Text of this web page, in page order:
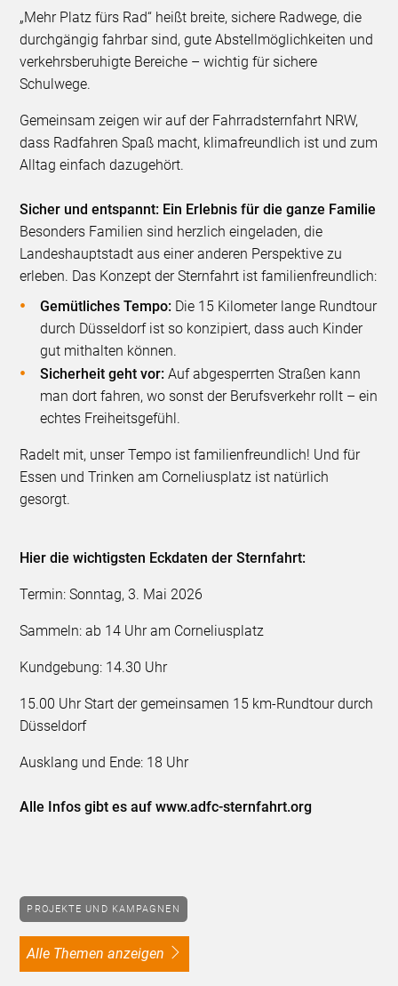
„Mehr Platz fürs Rad“ heißt breite, sichere Radwege, die
durchgängig fahrbar sind, gute Abstellmöglichkeiten und
verkehrsberuhigte Bereiche – wichtig für sichere
Schulwege.
Gemeinsam zeigen wir auf der Fahrradsternfahrt NRW,
dass Radfahren Spaß macht, klimafreundlich ist und zum
Alltag einfach dazugehört.
Sicher und entspannt: Ein Erlebnis für die ganze Familie
Besonders Familien sind herzlich eingeladen, die
Landeshauptstadt aus einer anderen Perspektive zu
erleben. Das Konzept der Sternfahrt ist familienfreundlich:
Gemütliches Tempo: Die 15 Kilometer lange Rundtour
durch Düsseldorf ist so konzipiert, dass auch Kinder
gut mithalten können.
Sicherheit geht vor: Auf abgesperrten Straßen kann
man dort fahren, wo sonst der Berufsverkehr rollt – ein
echtes Freiheitsgefühl.
Radelt mit, unser Tempo ist familienfreundlich! Und für
Essen und Trinken am Corneliusplatz ist natürlich
gesorgt.
Hier die wichtigsten Eckdaten der Sternfahrt:
Termin: Sonntag, 3. Mai 2026
Sammeln: ab 14 Uhr am Corneliusplatz
Kundgebung: 14.30 Uhr
15.00 Uhr Start der gemeinsamen 15 km-Rundtour durch
Düsseldorf
Ausklang und Ende: 18 Uhr
Alle Infos gibt es auf www.adfc-sternfahrt.org
PROJEKTE UND KAMPAGNEN
alle Themen anzeigen